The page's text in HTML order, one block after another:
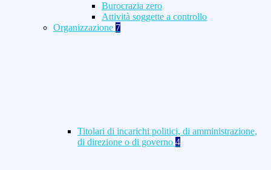
Burocrazia zero
Attività soggette a controllo
Organizzazione 7
Titolari di incarichi politici, di amministrazione,
di direzione o di governo 4